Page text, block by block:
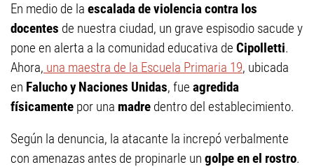
En medio de la escalada de violencia contra los
docentes de nuestra ciudad, un grave espisodio sacude y
pone en alerta a la comunidad educativa de Cipolletti.
Ahora, una maestra de la Escuela Primaria 19, ubicada
en Falucho y Naciones Unidas, fue agredida
físicamente por una madre dentro del establecimiento.
Según la denuncia, la atacante la increpó verbalmente
con amenazas antes de propinarle un golpe en el rostro.